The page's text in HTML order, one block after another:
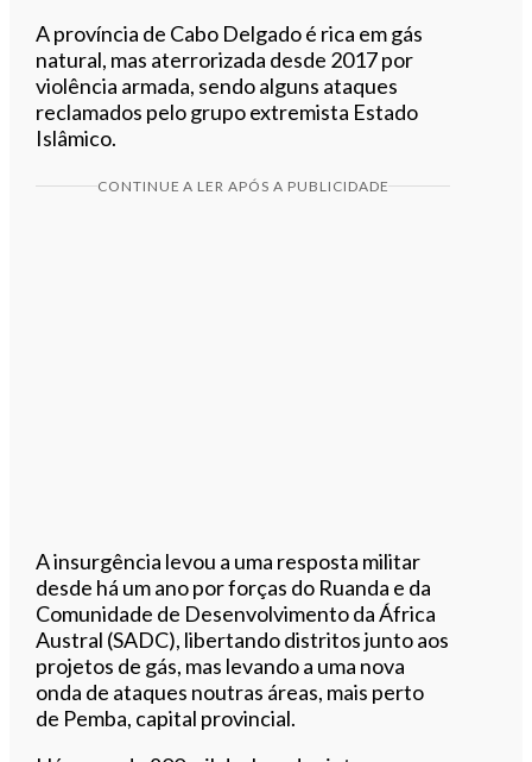
A província de Cabo Delgado é rica em gás
natural, mas aterrorizada desde 2017 por
violência armada, sendo alguns ataques
reclamados pelo grupo extremista Estado
Islâmico.
CONTINUE A LER APÓS A PUBLICIDADE
A insurgência levou a uma resposta militar
desde há um ano por forças do Ruanda e da
Comunidade de Desenvolvimento da África
Austral (SADC), libertando distritos junto aos
projetos de gás, mas levando a uma nova
onda de ataques noutras áreas, mais perto
de Pemba, capital provincial.